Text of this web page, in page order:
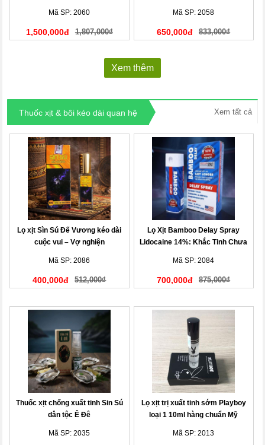
Mã SP: 2060
1,500,000đ 1,807,000₫
Mã SP: 2058
650,000đ 833,000₫
Xem thêm
Thuốc xịt & bôi kéo dài quan hệ Xem tất cả
Lọ xịt Sìn Sú Đế Vương kéo dài
cuộc vui – Vợ nghiện
Mã SP: 2086
400,000đ 512,000₫
Lọ Xịt Bamboo Delay Spray
Lidocaine 14%: Khắc Tinh Chưa
Mã SP: 2084
700,000đ 875,000₫
Thuốc xịt chống xuất tinh Sin Sú
dân tộc Ê Đê
Mã SP: 2035
Lọ xịt trị xuất tinh sớm Playboy
loại 1 10ml hàng chuẩn Mỹ
Mã SP: 2013